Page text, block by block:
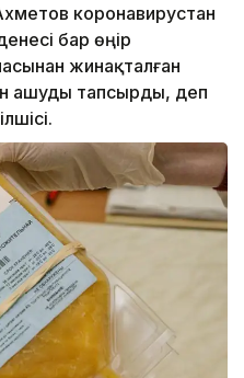
коронавирустан
бар өңір
жинақталған
ашуды тапсырды, деп